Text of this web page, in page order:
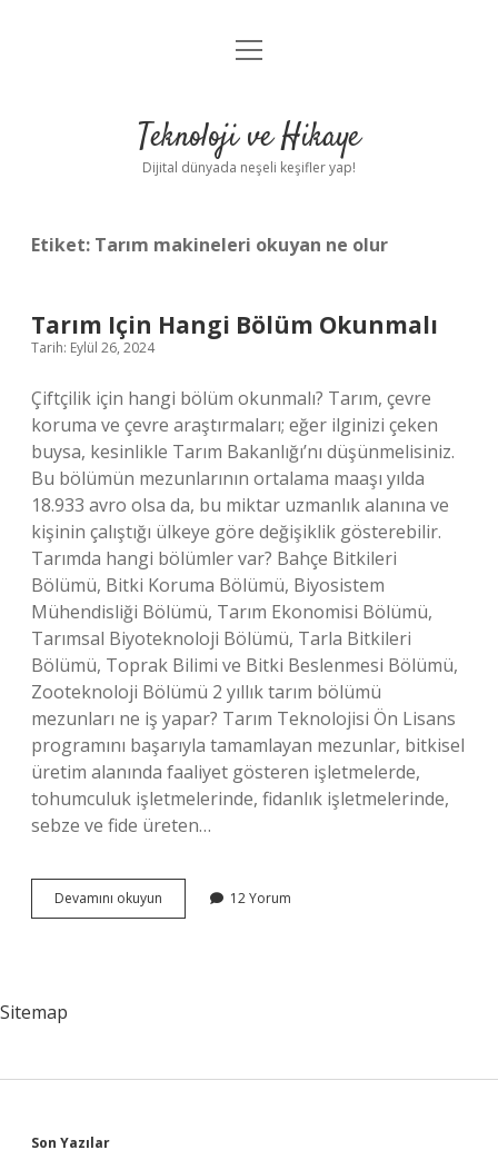
Anasayfa
Yasal Uyarı
menüyü
Teknoloji ve Hikaye
Dijital dünyada neşeli keşifler yap!
Etiket: Tarım makineleri okuyan ne olur
Tarım Için Hangi Bölüm Okunmalı
Tarih: Eylül 26, 2024
Çiftçilik için hangi bölüm okunmalı? Tarım, çevre
koruma ve çevre araştırmaları; eğer ilginizi çeken
buysa, kesinlikle Tarım Bakanlığı’nı düşünmelisiniz.
Bu bölümün mezunlarının ortalama maaşı yılda
18.933 avro olsa da, bu miktar uzmanlık alanına ve
kişinin çalıştığı ülkeye göre değişiklik gösterebilir.
Tarımda hangi bölümler var? Bahçe Bitkileri
Bölümü, Bitki Koruma Bölümü, Biyosistem
Mühendisliği Bölümü, Tarım Ekonomisi Bölümü,
Tarımsal Biyoteknoloji Bölümü, Tarla Bitkileri
Bölümü, Toprak Bilimi ve Bitki Beslenmesi Bölümü,
Zooteknoloji Bölümü 2 yıllık tarım bölümü
mezunları ne iş yapar? Tarım Teknolojisi Ön Lisans
programını başarıyla tamamlayan mezunlar, bitkisel
üretim alanında faaliyet gösteren işletmelerde,
tohumculuk işletmelerinde, fidanlık işletmelerinde,
sebze ve fide üreten…
Devamını okuyun
Için
12 Yorum
Sitemap
Son Yazılar